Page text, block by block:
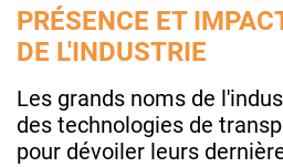
PRÉSENCE ET
DE L'INDUSTRIE
Les grands noms de
des technologies de
pour dévoiler leurs